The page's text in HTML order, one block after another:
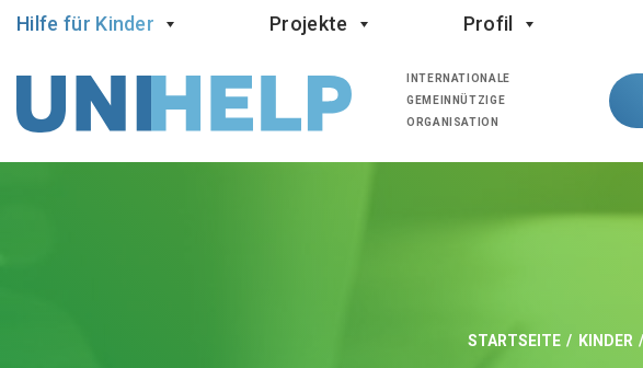
Hilfe für Kinder Projekte Profil
INTERNATIONALE
GEMEINNÜTZIGE
ORGANISATION
STARTSEITE KINDER